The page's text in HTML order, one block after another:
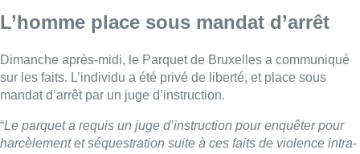
L’homme place sous mandat d’arrêt
Dimanche après-midi, le Parquet de Bruxelles a communiqué
sur les faits. L’individu a été privé de liberté, et place sous
mandat d’arrêt par un juge d’instruction.
“Le parquet a requis un juge d’instruction pour enquêter pour
harcèlement et séquestration suite à ces faits de violence intra-